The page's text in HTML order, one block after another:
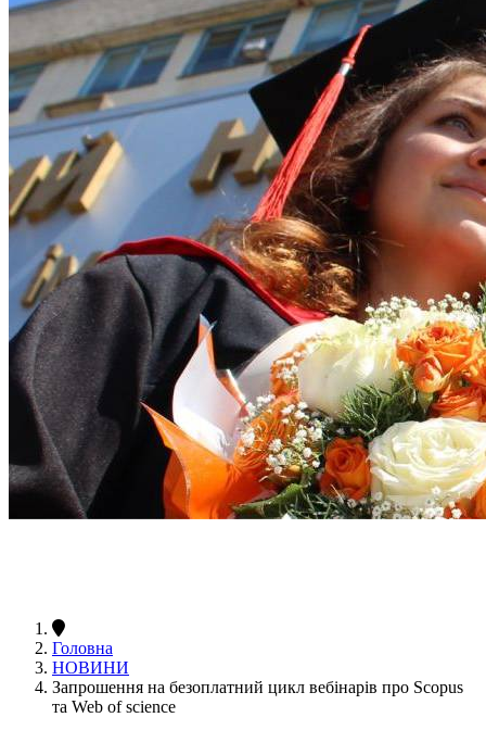
Головна
НОВИНИ
Запрошення на безоплатний цикл вебінарів про Scopus
та Web of science